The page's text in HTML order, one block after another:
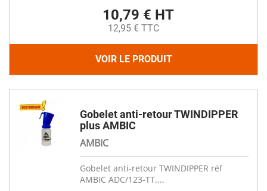
10,79 € HT
12,95 € TTC
VOIR LE PRODUIT
Gobelet anti-retour TWINDIPPER
plus AMBIC
AMBIC
Gobelet anti-retour TWINDIPPER réf
AMBIC ADC/123-TT....